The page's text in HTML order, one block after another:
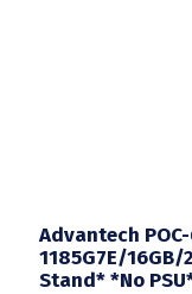
Advantech
1185G7E/16GB/
Stand* *No